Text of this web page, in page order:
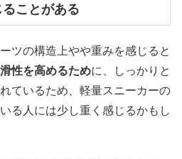
ことがある
ツの構造上やや重みを感じると
性を高めるために、しっかりと
ているため、軽量スニーカーの
る人には少し重く感じるかもし